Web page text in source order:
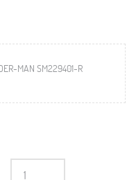
MAN SM229401-R